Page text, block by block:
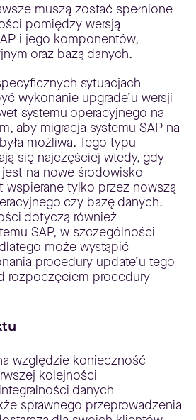
muszą zostać spełnione
pomiędzy wersją
i jego komponentów,
oraz bazą danych.
sytuacjach
wykonanie upgrade’u wersji
systemu operacyjnego na
aby migracja systemu SAP na
możliwa. Tego typu
się najczęściej wtedy, gdy
na nowe środowisko
wspierane tylko przez nowszą
czy bazę danych.
dotyczą również
SAP, w szczególności
może wystąpić
procedury update’u tego
rozpoczęciem procedury
względzie konieczność
kolejności
danych
sprawnego przeprowadzenia